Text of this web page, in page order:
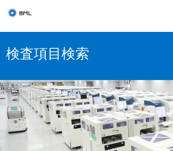
検査項目検索